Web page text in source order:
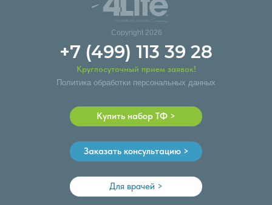
Политика обработки персональных данных
Copyright 2026
+7 (499) 113 39 28
Круглосуточный прием заявок!
Заказать консультацию >
Купить набор ТФ >
Для врачей >